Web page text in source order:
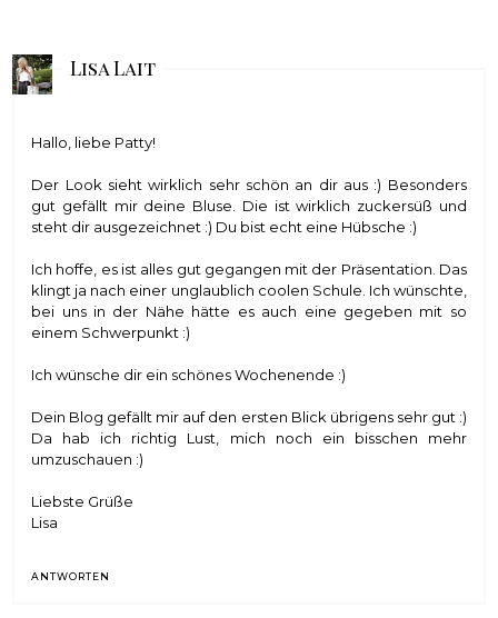
Lisa Lait
Hallo, liebe Patty!
Der Look sieht wirklich sehr schön an dir aus :) Besonders
gut gefällt mir deine Bluse. Die ist wirklich zuckersüß und
steht dir ausgezeichnet :) Du bist echt eine Hübsche :)
Ich hoffe, es ist alles gut gegangen mit der Präsentation. Das
klingt ja nach einer unglaublich coolen Schule. Ich wünschte,
bei uns in der Nähe hätte es auch eine gegeben mit so
einem Schwerpunkt :)
Ich wünsche dir ein schönes Wochenende :)
Dein Blog gefällt mir auf den ersten Blick übrigens sehr gut :)
Da hab ich richtig Lust, mich noch ein bisschen mehr
umzuschauen :)
Liebste Grüße
Lisa
ANTWORTEN